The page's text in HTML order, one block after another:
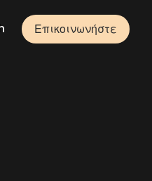
Επικοινωνήστε